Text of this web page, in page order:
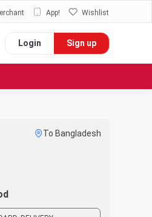
App! Wishlist
Login Sign up
To Bangladesh